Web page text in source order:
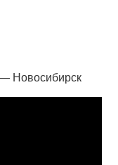
Новосибирск